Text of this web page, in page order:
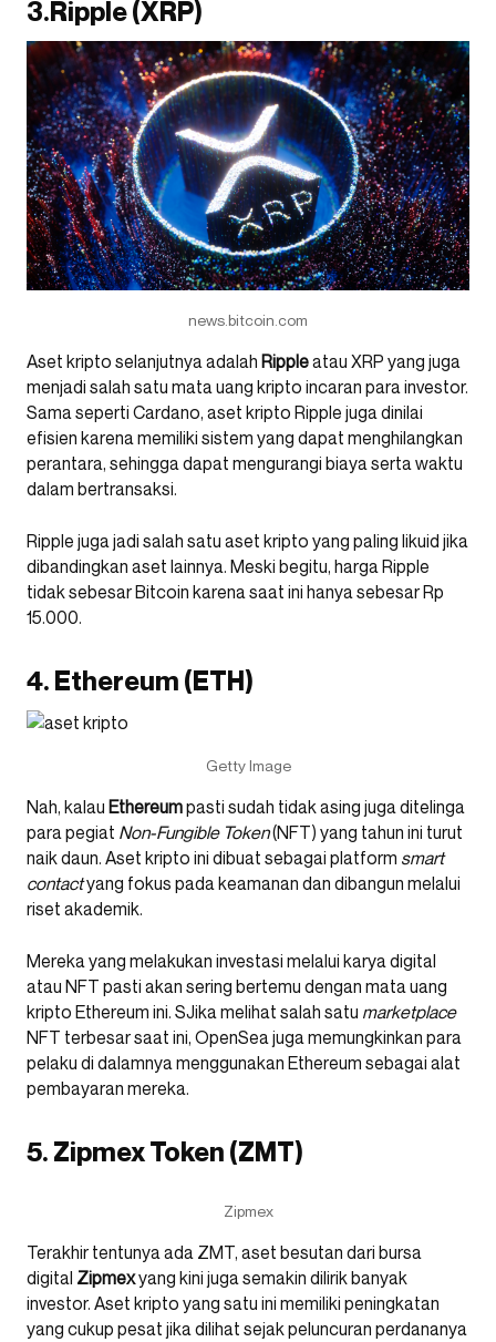
3.Ripple (XRP)
news.bitcoin.com
Aset kripto selanjutnya adalah Rippleatau XRP yang juga
menjadi salah satu mata uang kripto incaran para investor.
Sama seperti Cardano, aset kripto Ripple juga dinilai
efisien karena memiliki sistem yang dapat menghilangkan
perantara, sehingga dapat mengurangi biaya serta waktu
dalam bertransaksi.
Ripple juga jadi salah satu aset kripto yang paling likuid jika
dibandingkan aset lainnya. Meski begitu, harga Ripple
tidak sebesar Bitcoin karena saat ini hanya sebesar Rp
15.000.
4. Ethereum (ETH)
Getty Image
Nah, kalau Ethereumpasti sudah tidak asing juga ditelinga
para pegiat Non-Fungible Token(NFT) yang tahun ini turut
naik daun. Aset kripto ini dibuat sebagai platform smart
contactyang fokus pada keamanan dan dibangun melalui
riset akademik.
Mereka yang melakukan investasi melalui karya digital
atau NFT pasti akan sering bertemu dengan mata uang
kripto Ethereum ini. SJika melihat salah satu marketplace
NFT terbesar saat ini, OpenSea juga memungkinkan para
pelaku di dalamnya menggunakan Ethereum sebagai alat
pembayaran mereka.
5. Zipmex Token (ZMT)
Zipmex
Terakhir tentunya ada ZMT, aset besutan dari bursa
digital Zipmexyang kini juga semakin dilirik banyak
investor. Aset kripto yang satu ini memiliki peningkatan
yang cukup pesat jika dilihat sejak peluncuran perdananya